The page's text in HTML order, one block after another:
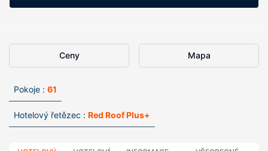
Ceny Mapa
Pokoje : 61
Hotelový řetězec : Red Roof Plus+